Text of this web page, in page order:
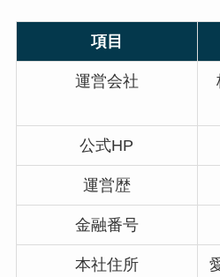
項目
運営会社
公式HP
運営歴
金融番号
本社住所